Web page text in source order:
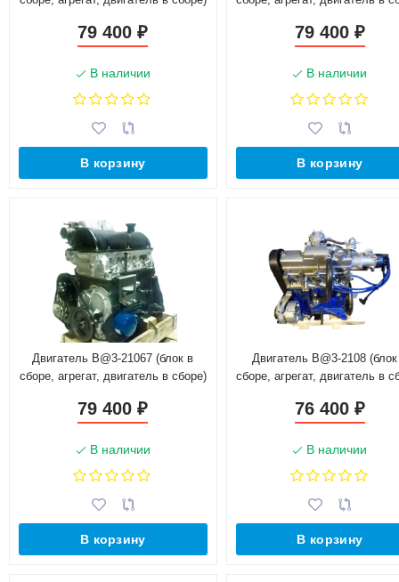
79 400₽
В наличии
В корзину
79 400 ₽
В наличии
В корзину
Двигатель B@3-21067 (блок в
сборе, агрегат, двигатель в сборе)
79 400₽
В наличии
В корзину
Двигатель B@3-2108
сборе, агрегат, двигатель в
76 400 ₽
В наличии
В корзину